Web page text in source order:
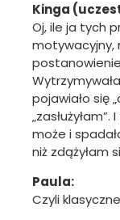
Kinga
Oj, ile ja tych
motywacyjny,
pojawiało się
może i
niż zdążyłam
Paula:
Czyli